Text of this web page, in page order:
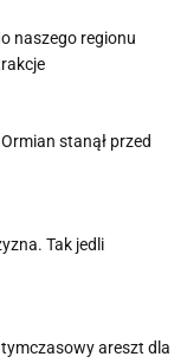
naszego regionu
stanął przed
Tak jedli
areszt dla